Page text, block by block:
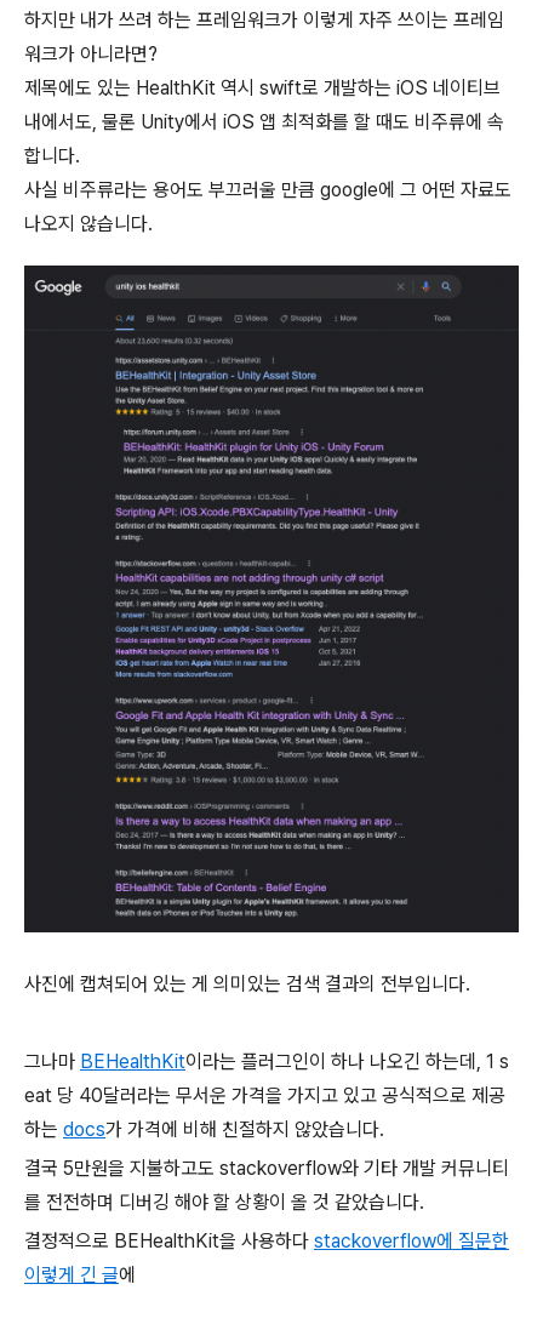
하지만 내가 쓰려 하는 프레임워크가 이렇게 자주 쓰이는 프레임
워크가 아니라면?
제목에도 있는 HealthKit 역시 swift로 개발하는 iOS 네이티브
내에서도, 물론 Unity에서 iOS 앱 최적화를 할 때도 비주류에 속
합니다.
사실 비주류라는 용어도 부끄러울 만큼 google에 그 어떤 자료도
나오지 않습니다.
사진에 캡쳐되어 있는 게 의미있는 검색 결과의 전부입니다.
그나마 BEHealthKit이라는 플러그인이 하나 나오긴 하는데, 1 s
eat 당 40달러라는 무서운 가격을 가지고 있고 공식적으로 제공
하는 docs가 가격에 비해 친절하지 않았습니다.
결국 5만원을 지불하고도 stackoverflow와 기타 개발 커뮤니티
를 전전하며 디버깅 해야 할 상황이 올 것 같았습니다.
결정적으로 BEHealthKit을 사용하다 stackoverflow에 질문한
이렇게 긴 글에